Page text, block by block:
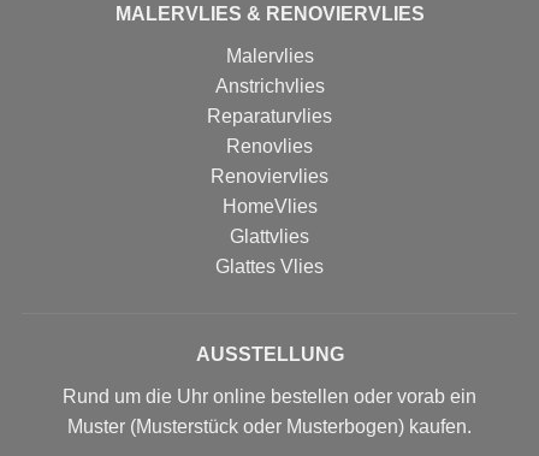
MALERVLIES & RENOVIERVLIES
Malervlies
Anstrichvlies
Reparaturvlies
Renovlies
Renoviervlies
HomeVlies
Glattvlies
Glattes Vlies
AUSSTELLUNG
Rund um die Uhr online bestellen oder vorab ein
Muster (Musterstück oder Musterbogen) kaufen.